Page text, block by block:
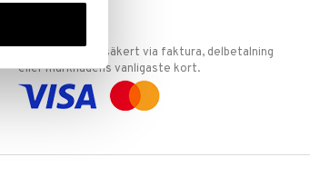
Handla tryggt & säkert via faktura, delbetalning
eller marknadens vanligaste kort.